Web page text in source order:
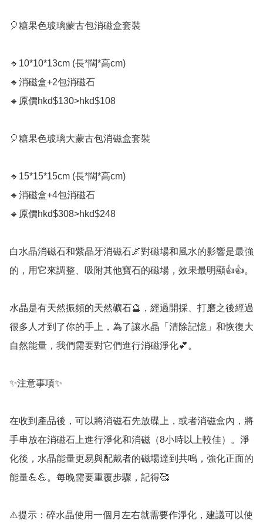
🎈糖果色玻璃蒙古包消磁盒套裝
🔹️10*10*13cm (長*闊*高cm)
🔹️消磁盒+2包消磁石
🔹️原價hkd$130>hkd$108
🎈糖果色玻璃大蒙古包消磁盒套裝
🔹️15*15*15cm (長*闊*高cm)
🔹️消磁盒+4包消磁石
🔹️原價hkd$308>hkd$248
白水晶消磁石和紫晶牙消磁石🌌對磁場和風水的影響是最強
的，用它來調整、吸附其他寶石的磁場，效果最明顯👍👍。
水晶是有天然振頻的天然礦石🔮，經過開採、打磨之後經過
很多人才到了你的手上，為了讓水晶「清除記憶」和恢復大
自然能量，我們需要對它們進行消磁淨化💕。
✨️注意事項✨️
在收到產品後，可以將消磁石先放碟上，或者消磁盒內，將
手串放在消磁石上進行淨化和消磁（8小時以上較佳）。淨
化後，水晶能量更易與配戴者的磁場達到共鳴，強化正面的
能量💪💪。每晚需要重覆步驟，記得🥰
⚠️提示：碎水晶使用一個月左右就需要作淨化，建議可以使